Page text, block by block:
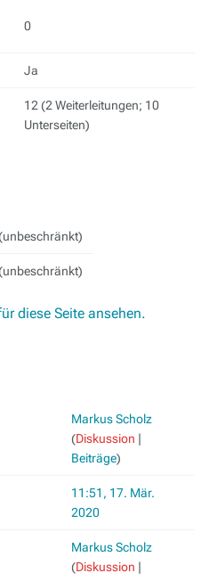
0
Ja
12 (2 Weiterleitungen; 10
Unterseiten)
diese Seite ansehen.
Markus Scholz
(Diskussion |
Beiträge)
11:51, 17. Mär.
2020
Markus Scholz
(Diskussion |